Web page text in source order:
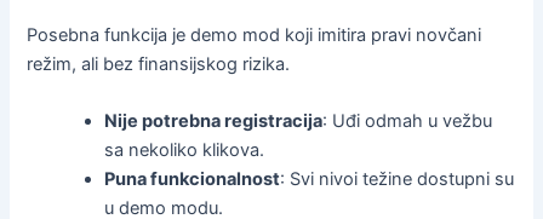
Posebna funkcija je demo mod koji imitira pravi novčani
režim, ali bez finansijskog rizika.
Nije potrebna registracija: Uđi odmah u vežbu
sa nekoliko klikova.
Puna funkcionalnost: Svi nivoi težine dostupni su
u demo modu.